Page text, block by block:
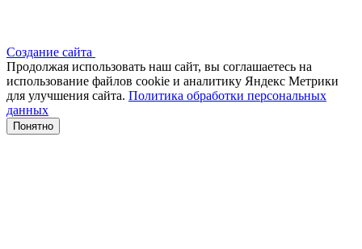
Создание сайта
Продолжая использовать наш сайт, вы соглашаетесь на
использование файлов сооkіе и аналитику Яндекс Метрики
для улучшения сайта. Политика обработки персональных
данных
Понятно